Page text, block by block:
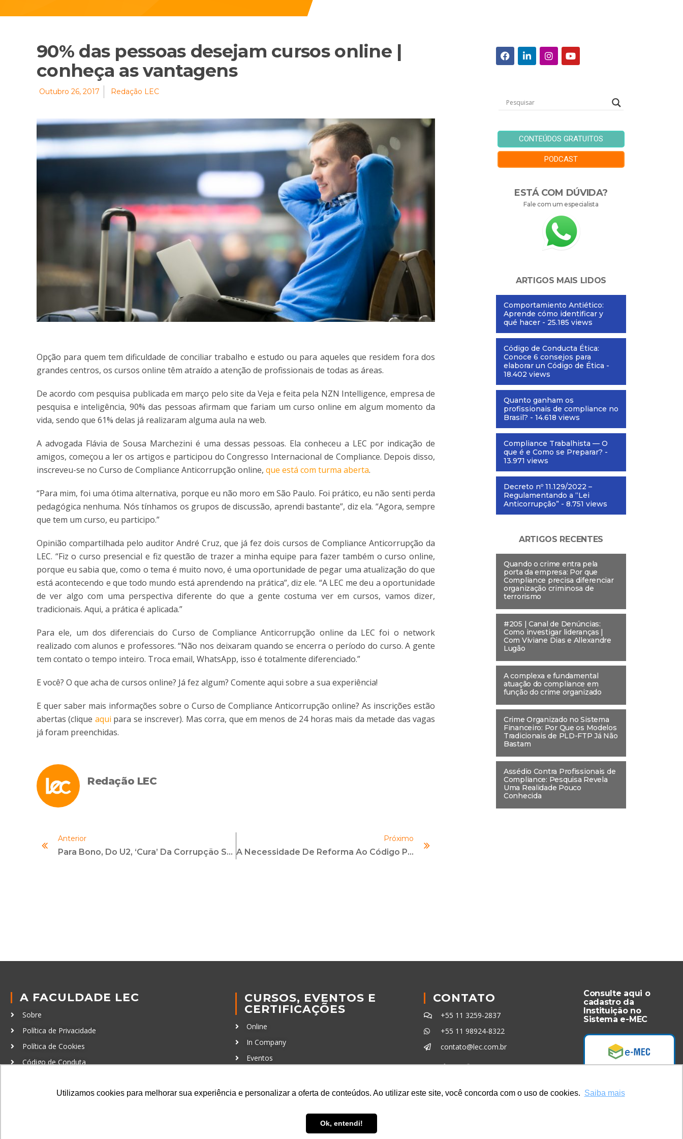
Utilizamos cookies para melhorar sua experiência e personalizar a oferta de conteúdos. Ao utilizar este site, você concorda com o uso de cookies. Saiba mais
Ok, entendi!
90% das pessoas desejam cursos online |
conheça as vantagens
Outubro 26, 2017 Redação LEC
Opção para quem tem dificuldade de conciliar trabalho e estudo ou para aqueles que residem fora dos
grandes centros, os cursos online têm atraído a atenção de profissionais de todas as áreas.
De acordo com pesquisa publicada em março pelo site da Veja e feita pela NZN Intelligence, empresa de
pesquisa e inteligência, 90% das pessoas afirmam que fariam um curso online em algum momento da
vida, sendo que 61% delas já realizaram alguma aula na web.
A advogada Flávia de Sousa Marchezini é uma dessas pessoas. Ela conheceu a LEC por indicação de
amigos, começou a ler os artigos e participou do Congresso Internacional de Compliance. Depois disso,
inscreveu-se no Curso de Compliance Anticorrupção online, que está com turma aberta.
“Para mim, foi uma ótima alternativa, porque eu não moro em São Paulo. Foi prático, eu não senti perda
pedagógica nenhuma. Nós tínhamos os grupos de discussão, aprendi bastante”, diz ela. “Agora, sempre
que tem um curso, eu participo.”
Opinião compartilhada pelo auditor André Cruz, que já fez dois cursos de Compliance Anticorrupção da
LEC. “Fiz o curso presencial e fiz questão de trazer a minha equipe para fazer também o curso online,
porque eu sabia que, como o tema é muito novo, é uma oportunidade de pegar uma atualização do que
está acontecendo e que todo mundo está aprendendo na prática”, diz ele. “A LEC me deu a oportunidade
de ver algo com uma perspectiva diferente do que a gente costuma ver em cursos, vamos dizer,
tradicionais. Aqui, a prática é aplicada.”
Para ele, um dos diferenciais do Curso de Compliance Anticorrupção online da LEC foi o network
realizado com alunos e professores. “Não nos deixaram quando se encerra o período do curso. A gente
tem contato o tempo inteiro. Troca email, WhatsApp, isso é totalmente diferenciado.”
E você? O que acha de cursos online? Já fez algum? Comente aqui sobre a sua experiência!
E quer saber mais informações sobre o Curso de Compliance Anticorrupção online? As inscrições estão
abertas (clique aqui para se inscrever). Mas corra, que em menos de 24 horas mais da metade das vagas
já foram preenchidas.
Redação LEC
Anterior
Para Bono, Do U2, ‘cura’ Da Corrupção Será Por Meio Da Transparência
Próximo
A Necessidade De Reforma Ao Código Penal E Processual Penal
CONTEÚDOS GRATUITOS
PODCAST
ESTÁ COM DÚVIDA?
Fale com um especialista
ARTIGOS MAIS LIDOS
Comportamiento Antiético:
Aprende cómo identificar y
qué hacer - 25.185 views
Código de Conducta Ética:
Conoce 6 consejos para
elaborar un Código de Ética -
18.402 views
Quanto ganham os
profissionais de compliance no
Brasil? - 14.618 views
Compliance Trabalhista — O
que é e Como se Preparar? -
13.971 views
Decreto nº 11.129/2022 –
Regulamentando a “Lei
Anticorrupção” - 8.751 views
ARTIGOS RECENTES
Quando o crime entra pela
porta da empresa: Por que
Compliance precisa diferenciar
organização criminosa de
terrorismo
#205 | Canal de Denúncias:
Como investigar lideranças |
Com Viviane Dias e Allexandre
Lugão
A complexa e fundamental
atuação do compliance em
função do crime organizado
Crime Organizado no Sistema
Financeiro: Por Que os Modelos
Tradicionais de PLD-FTP Já Não
Bastam
Assédio Contra Profissionais de
Compliance: Pesquisa Revela
Uma Realidade Pouco
Conhecida
A FACULDADE LEC
Sobre
Política de Privacidade
Política de Cookies
Código de Conduta
CURSOS, EVENTOS E
CERTIFICAÇÕES
Online
In Company
Eventos
CONTATO
+55 11 3259-2837
+55 11 98924-8322
contato@lec.com.br
Consulte aqui o
cadastro da
Instituição no
Sistema e-MEC